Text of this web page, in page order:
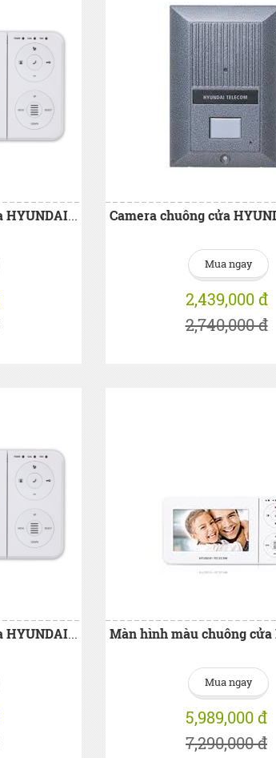
Màn hình màu chuông cửa HYUNDAI HAC-E70B
Mua ngay
2,439,000 đ
2,740,000 đ
Màn hình màu chuông cửa HYUNDAI HAC-E70M
Mua ngay
5,989,000 đ
7,290,000 đ